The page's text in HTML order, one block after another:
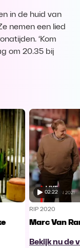
in de huid van
nemen een lied
‘Kom
om 20.35 bij
02:22
RIP 2020
Marc Van
Bekijk nu de